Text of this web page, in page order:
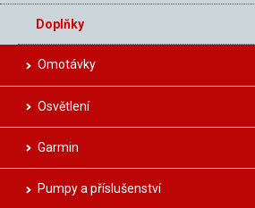
Doplňky
Omotávky
Osvětlení
Garmin
Pumpy a příslušenství